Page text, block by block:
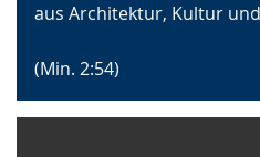
aus Architektur, Kultur
(Min. 2:54)